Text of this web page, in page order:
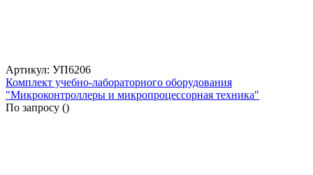
Артикул: УП6206
Комплект учебно-лабораторного оборудования
"Микроконтроллеры и микропроцессорная техника"
По запросу ()